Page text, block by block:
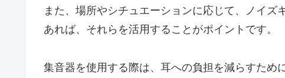
また、場所やシチュエーションに応じて、ノイ
あれば、それらを活用することがポイントです。
集音器を使用する際は、耳への負担を減らすため